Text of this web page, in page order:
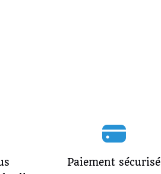
Paiement sécurisé